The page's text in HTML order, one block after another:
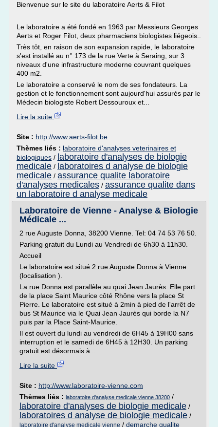
Bienvenue sur le site du laboratoire Aerts & Filot
Le laboratoire a été fondé en 1963 par Messieurs Georges
Aerts et Roger Filot, deux pharmaciens biologistes liégeois..
Très tôt, en raison de son expansion rapide, le laboratoire
s'est installé au n° 173 de la rue Verte à Seraing, sur 3
niveaux d'une infrastructure moderne couvrant quelques
400 m2.
Le laboratoire a conservé le nom de ses fondateurs. La
gestion et le fonctionnement sont aujourd'hui assurés par le
Médecin biologiste Robert Dessouroux et...
Lire la suite
Site : http://www.aerts-filot.be
Thèmes liés : laboratoire d'analyses veterinaires et
biologiques / laboratoire d'analyses de biologie
medicale / laboratoires d analyse de biologie
medicale / assurance qualite laboratoire
d'analyses medicales / assurance qualite dans
un laboratoire d analyse medicale
Laboratoire de Vienne - Analyse & Biologie
Médicale ...
2 rue Auguste Donna, 38200 Vienne. Tel: 04 74 53 76 50.
Parking gratuit du Lundi au Vendredi de 6h30 à 11h30.
Accueil
Le laboratoire est situé 2 rue Auguste Donna à Vienne
(localisation ).
La rue Donna est parallèle au quai Jean Jaurès. Elle part
de la place Saint Maurice côté Rhône vers la place St
Pierre. Le laboratoire est situé à 2min à pied de l'arrêt de
bus St Maurice via le Quai Jean Jaurès qui borde la N7
puis par la Place Saint-Maurice.
Il est ouvert du lundi au vendredi de 6H45 à 19H00 sans
interruption et le samedi de 6H45 à 12H30. Un parking
gratuit est désormais à...
Lire la suite
Site : http://www.laboratoire-vienne.com
Thèmes liés : laboratoire d'analyse medicale vienne 38200 /
laboratoire d'analyses de biologie medicale /
laboratoires d analyse de biologie medicale /
laboratoire d'analyse medicale vienne / demarche qualite